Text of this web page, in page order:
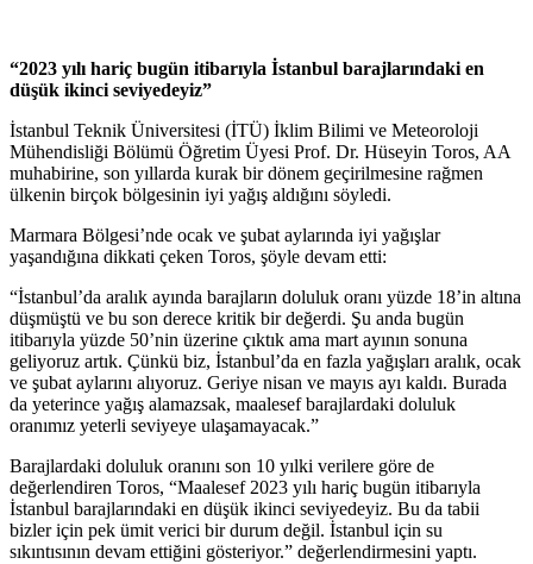
“2023 yılı hariç bugün itibarıyla İstanbul barajlarındaki en
düşük ikinci seviyedeyiz”
İstanbul Teknik Üniversitesi (İTÜ) İklim Bilimi ve Meteoroloji
Mühendisliği Bölümü Öğretim Üyesi Prof. Dr. Hüseyin Toros, AA
muhabirine, son yıllarda kurak bir dönem geçirilmesine rağmen
ülkenin birçok bölgesinin iyi yağış aldığını söyledi.
Marmara Bölgesi’nde ocak ve şubat aylarında iyi yağışlar
yaşandığına dikkati çeken Toros, şöyle devam etti:
“İstanbul’da aralık ayında barajların doluluk oranı yüzde 18’in altına
düşmüştü ve bu son derece kritik bir değerdi. Şu anda bugün
itibarıyla yüzde 50’nin üzerine çıktık ama mart ayının sonuna
geliyoruz artık. Çünkü biz, İstanbul’da en fazla yağışları aralık, ocak
ve şubat aylarını alıyoruz. Geriye nisan ve mayıs ayı kaldı. Burada
da yeterince yağış alamazsak, maalesef barajlardaki doluluk
oranımız yeterli seviyeye ulaşamayacak.”
Barajlardaki doluluk oranını son 10 yılki verilere göre de
değerlendiren Toros, “Maalesef 2023 yılı hariç bugün itibarıyla
İstanbul barajlarındaki en düşük ikinci seviyedeyiz. Bu da tabii
bizler için pek ümit verici bir durum değil. İstanbul için su
sıkıntısının devam ettiğini gösteriyor.” değerlendirmesini yaptı.